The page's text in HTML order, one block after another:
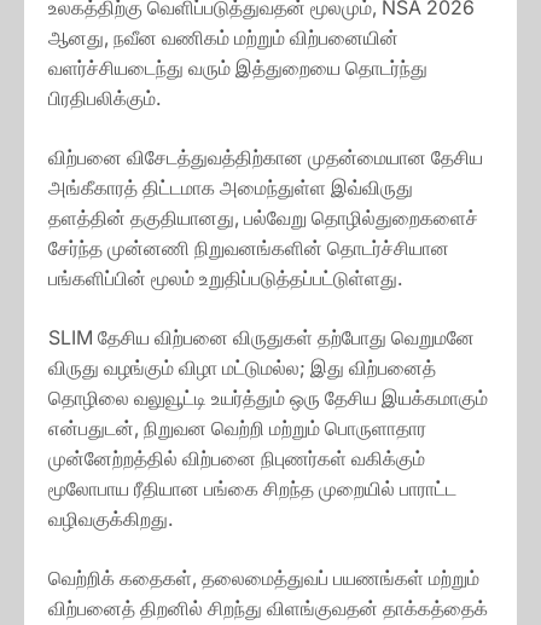
உலகத்திற்கு வெளிப்படுத்துவதன் மூலமும், NSA 2026
ஆனது, நவீன வணிகம் மற்றும் விற்பனையின்
வளர்ச்சியடைந்து வரும் இத்துறையை தொடர்ந்து
பிரதிபலிக்கும்.
விற்பனை விசேடத்துவத்திற்கான முதன்மையான தேசிய
அங்கீகாரத் திட்டமாக அமைந்துள்ள இவ்விருது
தளத்தின் தகுதியானது, பல்வேறு தொழில்துறைகளைச்
சேர்ந்த முன்னணி நிறுவனங்களின் தொடர்ச்சியான
பங்களிப்பின் மூலம் உறுதிப்படுத்தப்பட்டுள்ளது.
SLIM தேசிய விற்பனை விருதுகள் தற்போது வெறுமனே
விருது வழங்கும் விழா மட்டுமல்ல; இது விற்பனைத்
தொழிலை வலுவூட்டி உயர்த்தும் ஒரு தேசிய இயக்கமாகும்
என்பதுடன், நிறுவன வெற்றி மற்றும் பொருளாதார
முன்னேற்றத்தில் விற்பனை நிபுணர்கள் வகிக்கும்
மூலோபாய ரீதியான பங்கை சிறந்த முறையில் பாராட்ட
வழிவகுக்கிறது.
வெற்றிக் கதைகள், தலைமைத்துவப் பயணங்கள் மற்றும்
விற்பனைத் திறனில் சிறந்து விளங்குவதன் தாக்கத்தைக்